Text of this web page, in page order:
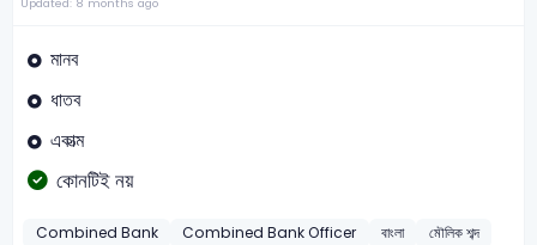
Updated: 8 months ago
মানব
ধাতব
একাত্ম
কোনটিই নয়
Combined Bank Combined Bank Officer বাংলা মৌলিক শব্দ